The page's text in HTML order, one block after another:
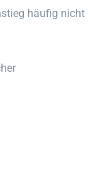
häufig nicht